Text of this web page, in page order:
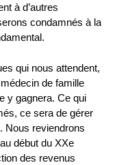
à d’autres
condamnés à la
qui nous attendent,
de famille
y gagnera. Ce qui
ce sera de gérer
Nous reviendrons
début du XXe
des revenus